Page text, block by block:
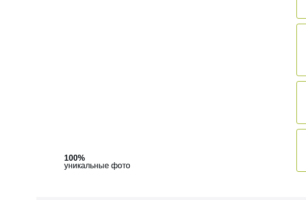
100%
уникальные фото
100%
уникальные фото
100%
уникальные фото
100%
уникальные фото